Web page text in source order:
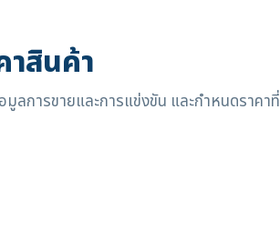
าสินค้า
ลการขายและการแข่งขัน และกำหนดราคาที่